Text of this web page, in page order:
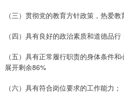
（三）贯彻党的教育方针政策，热爱教
（四）具有良好的政治素质和道德品行
（五）具有正常履行职责的身体条件和
展开剩余86%
（六）具有符合岗位要求的工作能力；